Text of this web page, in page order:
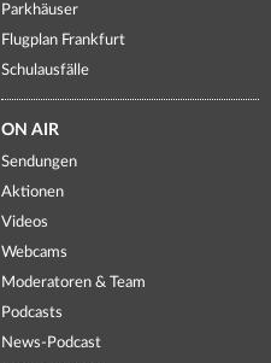
Parkhäuser
Flugplan Frankfurt
Schulausfälle
ON AIR
Sendungen
Aktionen
Videos
Webcams
Moderatoren & Team
Podcasts
News-Podcast